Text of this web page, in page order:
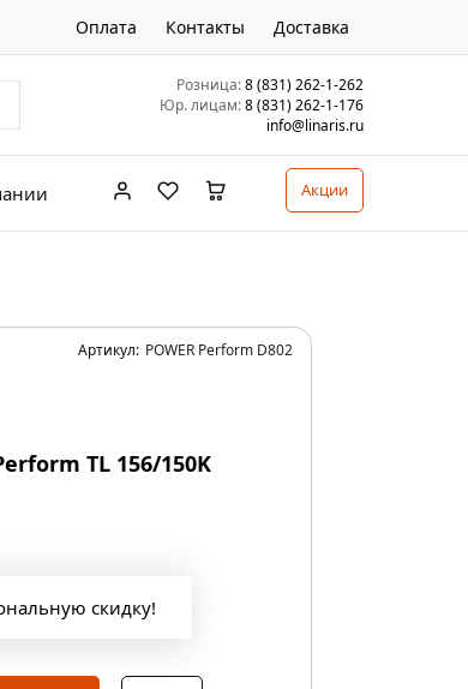
Оплата Контакты Доставка
Розница:8 (831) 262-1-262
Юр. лицам:8 (831) 262-1-176
info@linaris.ru
Акции
TL 156/150K
скидку!
Артикул: POWER Perform D802